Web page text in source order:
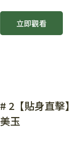
立即觀看
# 2【貼身直擊
美玉